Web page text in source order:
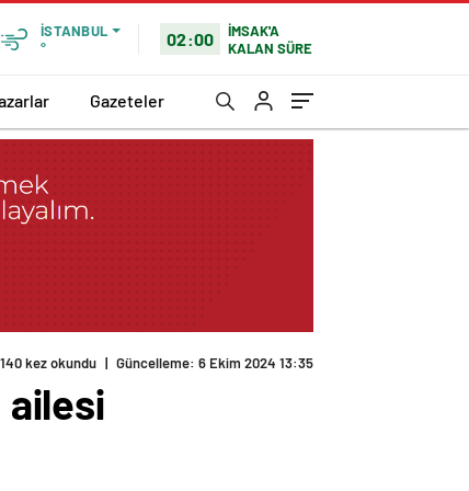
İSTANBUL
°
02:00
İMSAK'A
KALAN SÜRE
Gazeteler
140 kez okundu | Güncelleme: 6 Ekim 2024 13:35
ailesi